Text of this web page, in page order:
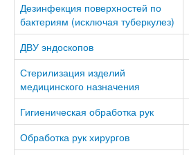
Дезинфекция поверхностей по
бактериям (исключая туберкулез)
ДВУ эндоскопов
Стерилизация изделий
медицинского назначения
Гигиеническая обработка рук
Обработка рук хирургов